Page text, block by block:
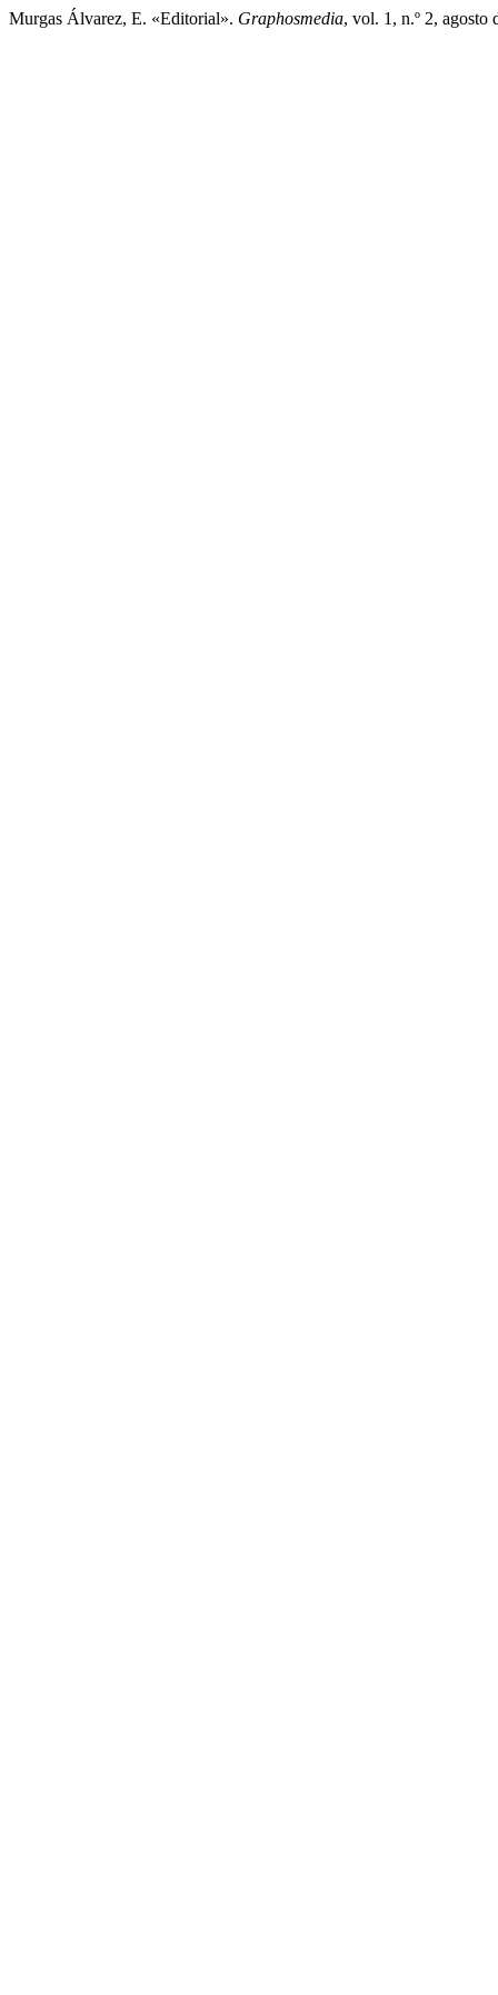
Murgas Álvarez, E. «Editorial». Graphosmedia, vol. 1, n.º 2, agosto